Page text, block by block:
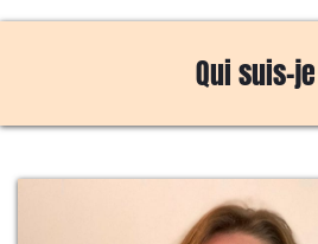
Qui suis-